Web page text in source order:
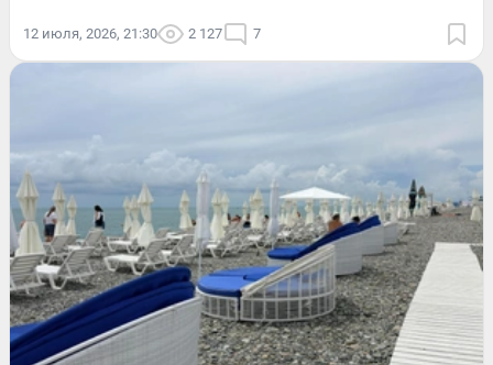
12 июля, 2026, 21:30 2 127 7